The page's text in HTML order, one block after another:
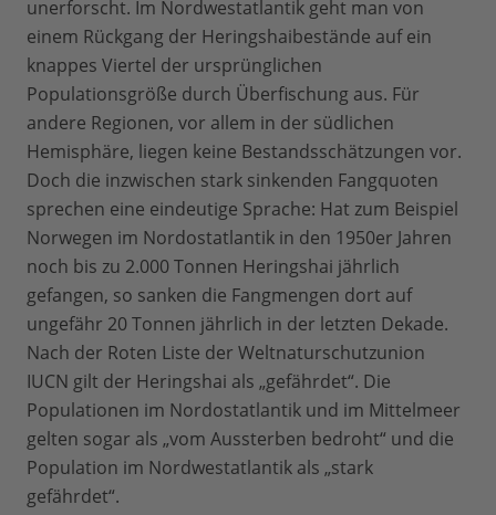
unerforscht. Im Nordwestatlantik geht man von
einem Rückgang der Heringshaibestände auf ein
knappes Viertel der ursprünglichen
Populationsgröße durch Überfischung aus. Für
andere Regionen, vor allem in der südlichen
Hemisphäre, liegen keine Bestandsschätzungen vor.
Doch die inzwischen stark sinkenden Fangquoten
sprechen eine eindeutige Sprache: Hat zum Beispiel
Norwegen im Nordostatlantik in den 1950er Jahren
noch bis zu 2.000 Tonnen Heringshai jährlich
gefangen, so sanken die Fangmengen dort auf
ungefähr 20 Tonnen jährlich in der letzten Dekade.
Nach der Roten Liste der Weltnaturschutzunion
IUCN gilt der Heringshai als „gefährdet“. Die
Populationen im Nordostatlantik und im Mittelmeer
gelten sogar als „vom Aussterben bedroht“ und die
Population im Nordwestatlantik als „stark
gefährdet“.